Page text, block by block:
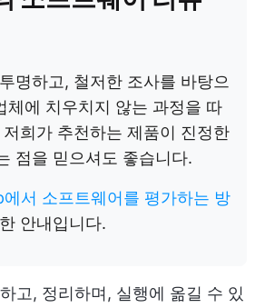
명하고, 철저한 조사를 바탕으
체에 치우치지 않는 과정을 따
희가 추천하는 제품이 진정한
점을 믿으셔도 좋습니다.
서 소프트웨어를 평가하는 방
안내입니다.
고, 정리하며, 실행에 옮길 수 있